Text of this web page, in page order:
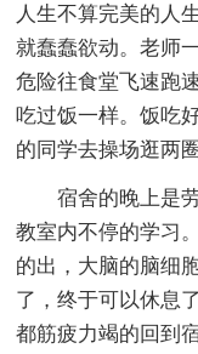
人生不算完美的人
就蠢蠢欲动。老师
危险往食堂飞速跑
吃过饭一样。饭吃
的同学去操场逛两
宿舍的晚上是劳
教室内不停的学习
的出，大脑的脑细
了，终于可以休息
都筋疲力竭的回到宿